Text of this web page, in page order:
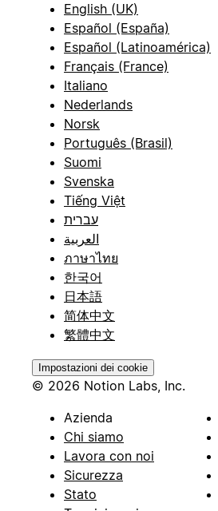
English (UK)
Español (España)
Español (Latinoamérica)
Français (France)
Italiano
Nederlands
Norsk
Português (Brasil)
Suomi
Svenska
Tiếng Việt
עברית
العربية
ภาษาไทย
한국어
日本語
简体中文
繁體中文
Impostazioni dei cookie
© 2026 Notion Labs, Inc.
Azienda
Chi siamo
Lavora con noi
Sicurezza
Stato